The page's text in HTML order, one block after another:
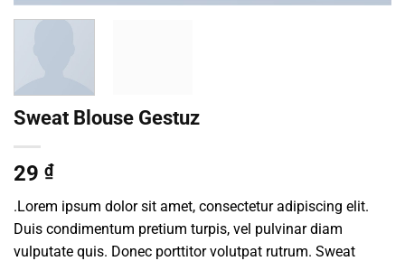
Sweat Blouse Gestuz
29 ₫
.Lorem ipsum dolor sit amet, consectetur adipiscing elit.
Duis condimentum pretium turpis, vel pulvinar diam
vulputate quis. Donec porttitor volutpat rutrum. Sweat